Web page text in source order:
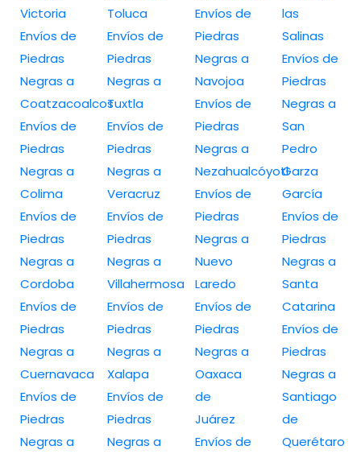
Victoria
Envíos de
Piedras
Negras a
Coatzacoalcos
Envíos de
Piedras
Negras a
Colima
Envíos de
Piedras
Negras a
Cordoba
Envíos de
Piedras
Negras a
Cuernavaca
Envíos de
Piedras
Negras a
Toluca
Envíos de
Piedras
Negras a
Tuxtla
Envíos de
Piedras
Negras a
Veracruz
Envíos de
Piedras
Negras a
Villahermosa
Envíos de
Piedras
Negras a
Xalapa
Envíos de
Piedras
Negras a
Envíos de
Piedras
Negras a
Navojoa
Envíos de
Piedras
Negras a
Nezahualcóyotl
Envíos de
Piedras
Negras a
Nuevo
Laredo
Envíos de
Piedras
Negras a
Oaxaca
de
Juárez
Envíos de
las
Salinas
Envíos de
Piedras
Negras a
San
Pedro
Garza
García
Envíos de
Piedras
Negras a
Santa
Catarina
Envíos de
Piedras
Negras a
Santiago
de
Querétaro